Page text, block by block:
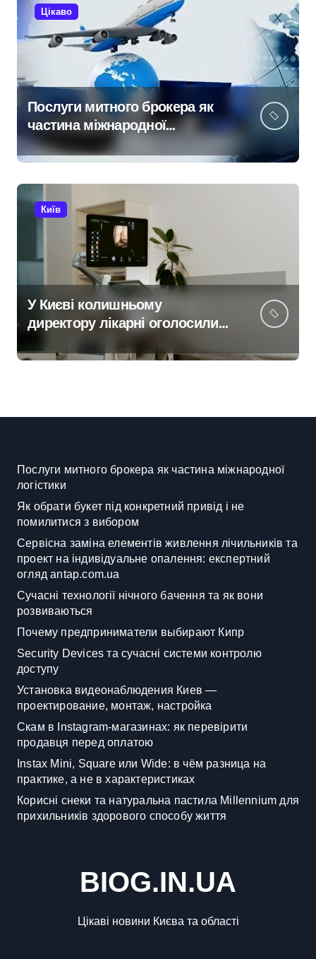
Цікаво
Послуги митного брокера як
частина міжнародної
логістики
Київ
У Києві колишньому
директору лікарні оголосили
підозру через завищену ціну
на УЗД на 6 млн грн
Послуги митного брокера як частина міжнародної
логістики
Як обрати букет під конкретний привід і не
помилитися з вибором
Сервісна заміна елементів живлення лічильників та
проект на індивідуальне опалення: експертний
огляд antap.com.ua
Сучасні технології нічного бачення та як вони
розвиваються
Почему предприниматели выбирают Кипр
Security Devices та сучасні системи контролю
доступу
Установка видеонаблюдения Киев —
проектирование, монтаж, настройка
Скам в Instagram-магазинах: як перевірити
продавця перед оплатою
Instax Mini, Square или Wide: в чём разница на
практике, а не в характеристиках
Корисні снеки та натуральна пастила Millennium для
прихильників здорового способу життя
BIOG.IN.UA
Цікаві новини Києва та області